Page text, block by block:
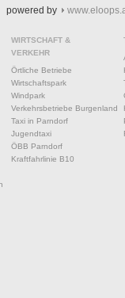
powered by
WIRTSCHAFT &
VERKEHR
Örtliche Betriebe
Wirtschaftspark
Windpark
Verkehrsbetriebe Burgenland
Taxi in Parndorf
Jugendtaxi
ÖBB Parndorf
Kraftfahrlinie B10